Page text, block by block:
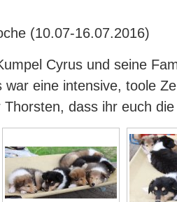
(10.07-16.07.2016)
Cyrus und seine
war eine intensive, toole
Thorsten, dass ihr euch